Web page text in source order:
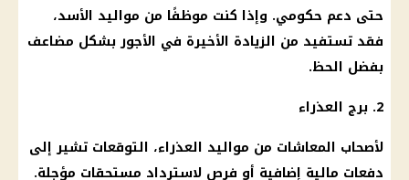
حتى دعم حكومي. وإذا كنت موظفًا من مواليد الأسد،
فقد تستفيد من الزيادة الأخيرة في الأجور بشكل مضاعف
بفضل الحظ.
2. برج العذراء
لأصحاب المعاشات من مواليد العذراء، التوقعات تشير إلى
دفعات مالية إضافية أو فرص لاسترداد مستحقات مؤجلة.